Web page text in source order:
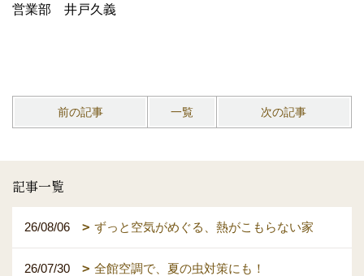
営業部 井戸久義
前の記事 一覧 次の記事
記事一覧
26/08/06 ずっと空気がめぐる、熱がこもらない家
26/07/30 全館空調で、夏の虫対策にも！